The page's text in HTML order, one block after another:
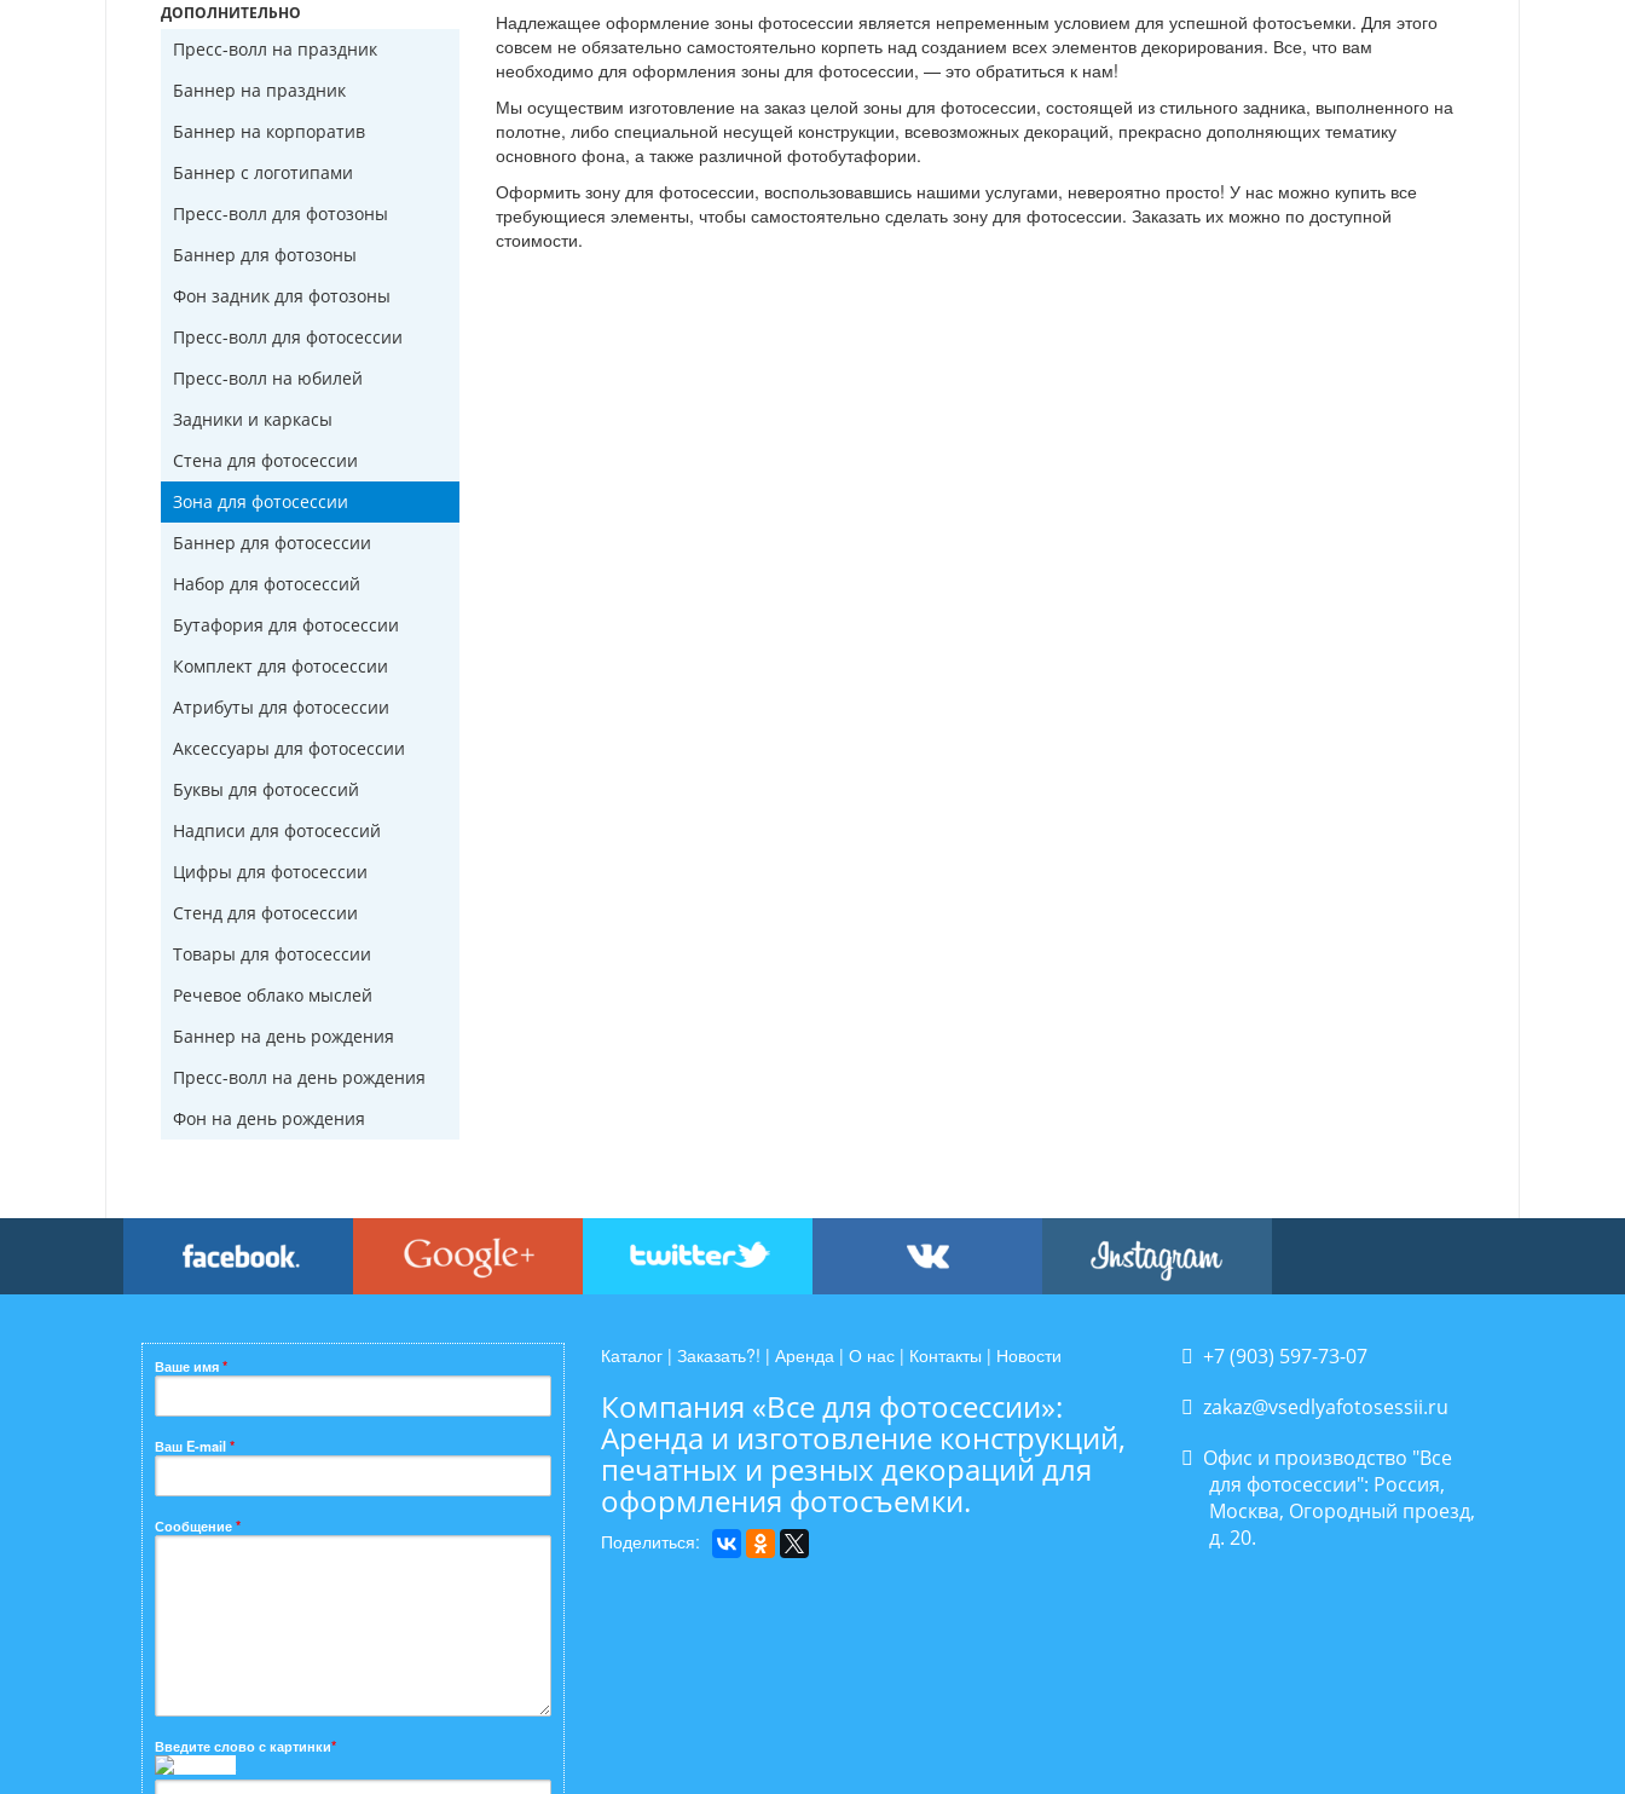
ДОПОЛНИТЕЛЬНО
Пресс-волл на праздник
Баннер на праздник
Баннер на корпоратив
Баннер с логотипами
Пресс-волл для фотозоны
Баннер для фотозоны
Фон задник для фотозоны
Пресс-волл для фотосессии
Пресс-волл на юбилей
Задники и каркасы
Стена для фотосессии
Зона для фотосессии
Баннер для фотосессии
Набор для фотосессий
Бутафория для фотосессии
Комплект для фотосессии
Атрибуты для фотосессии
Аксессуары для фотосессии
Буквы для фотосессий
Надписи для фотосессий
Цифры для фотосессии
Стенд для фотосессии
Товары для фотосессии
Речевое облако мыслей
Баннер на день рождения
Пресс-волл на день рождения
Фон на день рождения
Надлежащее оформление зоны фотосессии является непременным условием для успешной фотосъемки. Для этого
совсем не обязательно самостоятельно корпеть над созданием всех элементов декорирования. Все, что вам
необходимо для оформления зоны для фотосессии, — это обратиться к нам!
Мы осуществим изготовление на заказ целой зоны для фотосессии, состоящей из стильного задника, выполненного на
полотне, либо специальной несущей конструкции, всевозможных декораций, прекрасно дополняющих тематику
основного фона, а также различной фотобутафории.
Оформить зону для фотосессии, воспользовавшись нашими услугами, невероятно просто! У нас можно купить все
требующиеся элементы, чтобы самостоятельно сделать зону для фотосессии. Заказать их можно по доступной
стоимости.
Ваше имя*
Ваш E-mail*
Сообщение*
Введите слово с картинки*
Каталог | Заказать?! | Аренда | О нас | Контакты | Новости
Компания «Все для фотосессии»:
Аренда и изготовление конструкций,
печатных и резных декораций для
оформления фотосъемки.
Поделиться:
+7 (903) 597-73-07
zakaz@vsedlyafotosessii.ru
Офис и производство "Все
для фотосессии": Россия,
Москва, Огородный проезд,
д. 20.